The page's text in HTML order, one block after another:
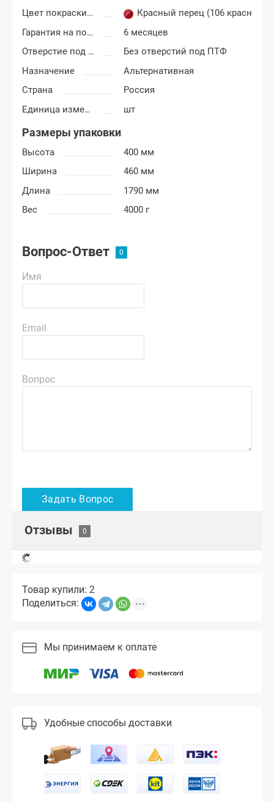
Цвет покраски Лада Гранта
Красный перец (106 красно-
Гарантия на покраску
6 месяцев
Отверстие под ПТФ
Без отверстий под ПТФ
Назначение
Альтернативная
Страна
Россия
Единица измерения
шт
Размеры упаковки
Высота
400 мм
Ширина
460 мм
Длина
1790 мм
Вес
4000 г
Вопрос-Ответ
Имя
Email
Вопрос
Отзывы
Товар купили: 2
Поделиться:
Мы принимаем к оплате
Удобные способы доставки